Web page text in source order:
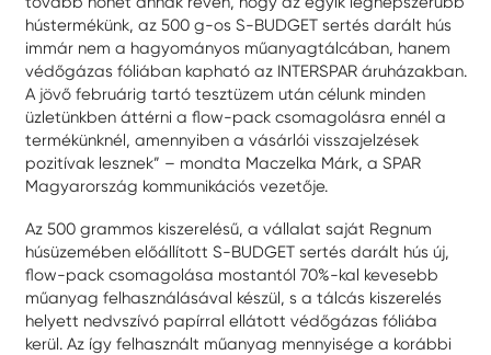
hústermékünk, az 500 g-os S-BUDGET sertés darált hús
immár nem a hagyományos műanyagtálcában, hanem
védőgázas fóliában kapható az INTERSPAR áruházakban.
A jövő februárig tartó tesztüzem után célunk minden
üzletünkben áttérni a flow-pack csomagolásra ennél a
termékünknél, amennyiben a vásárlói visszajelzések
pozitívak lesznek” – mondta Maczelka Márk, a SPAR
Magyarország kommunikációs vezetője.
Az 500 grammos kiszerelésű, a vállalat saját Regnum
húsüzemében előállított S-BUDGET sertés darált hús új,
flow-pack csomagolása mostantól 70%-kal kevesebb
műanyag felhasználásával készül, s a tálcás kiszerelés
helyett nedvszívó papírral ellátott védőgázas fóliába
kerül. Az így felhasznált műanyag mennyisége a korábbi